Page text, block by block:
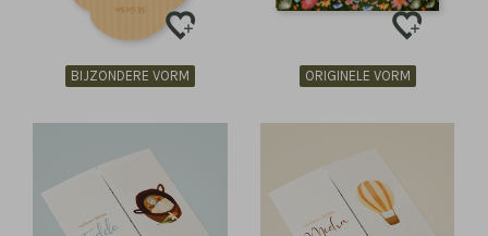
BIJZONDERE VORM ORIGINELE VORM